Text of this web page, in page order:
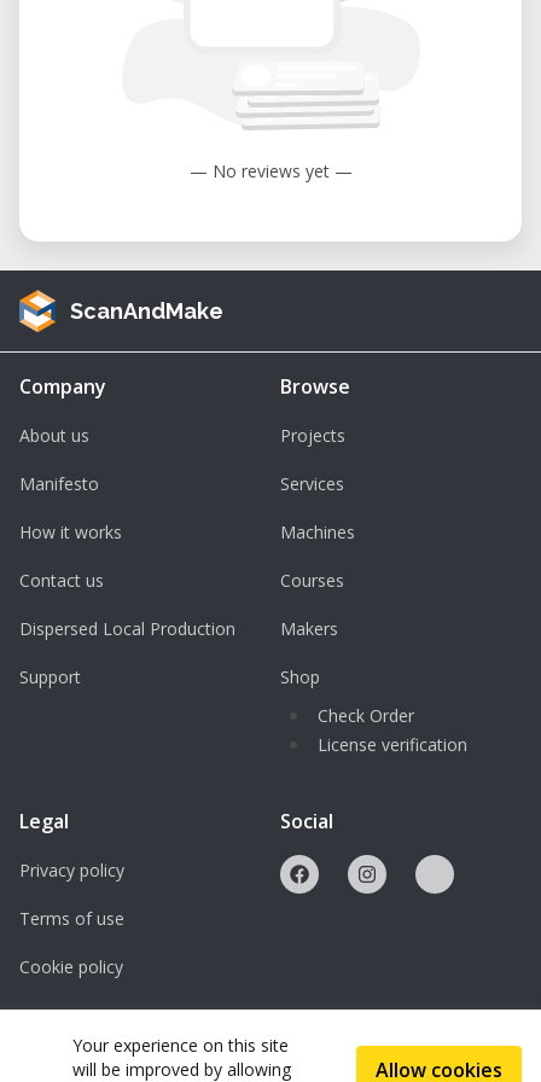
— No reviews yet —
ScanAndMake
Company
About us
Manifesto
How it works
Contact us
Dispersed Local Production
Support
Browse
Projects
Services
Machines
Courses
Makers
Shop
Check Order
License verification
Legal
Privacy policy
Terms of use
Cookie policy
Licenses
Social
Your experience on this site
will be improved by allowing
Allow cookies